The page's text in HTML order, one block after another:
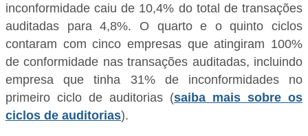
inconformidade caiu de 10,4% do total de transações
auditadas para 4,8%. O quarto e o quinto ciclos
contaram com cinco empresas que atingiram 100%
de conformidade nas transações auditadas, incluindo
empresa que tinha 31% de inconformidades no
primeiro ciclo de auditorias (saiba mais sobre os
ciclos de auditorias).